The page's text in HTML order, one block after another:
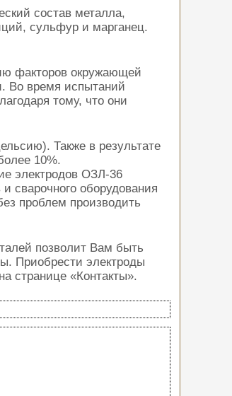
состав металла,
сульфур и марганец.
факторов окружающей
Во время испытаний
тому, что они
Также в результате
10%.
электродов ОЗЛ-36
сварочного оборудования
проблем производить
позволит Вам быть
Приобрести электроды
странице «Контакты».